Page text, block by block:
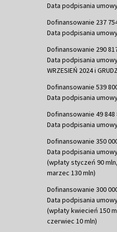
Data podpisania
Dofinansowanie 237
Data podpisania
Dofinansowanie 290
Data podpisania
WRZESIEŃ 2024 i
Dofinansowanie 539
Data podpisania
Dofinansowanie 49 848
Data podpisania
Dofinansowanie 350
Data podpisania
(wpłaty styczeń 90
marzec 130 mln)
Dofinansowanie 300
Data podpisania
(wpłaty kwiecień 150
czerwiec 10 mln)